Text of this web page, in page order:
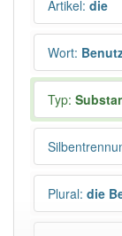
Artikel: die
Wort:
Typ:
Plural: die